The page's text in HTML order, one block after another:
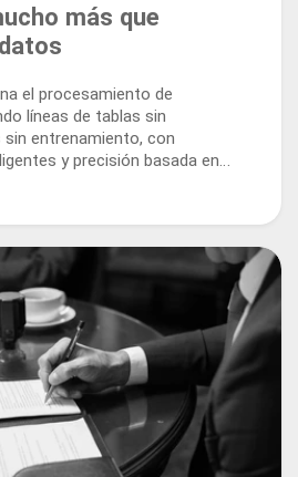
más que
el procesamiento de
líneas de tablas sin
entrenamiento, con
y precisión basada en
inmediatos y precisos,
de negocio.